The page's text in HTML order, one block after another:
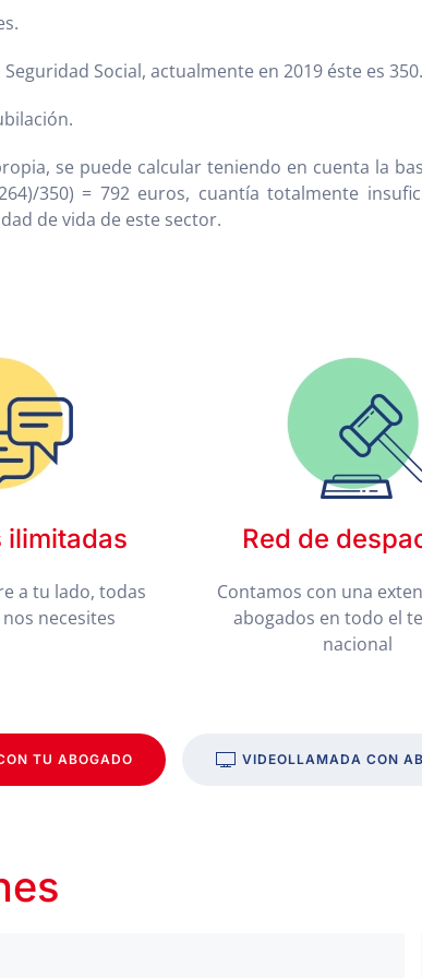
Social, actualmente en 2019 éste es 350.
se puede calcular teniendo en cuenta la
350) = 792 euros, cuantía totalmente
de vida de este sector.
ilimitadas
a tu lado, todas
necesites
Red de
Contamos con una
abogados en todo el
nacional
TU ABOGADO VIDEOLLAMADA CON